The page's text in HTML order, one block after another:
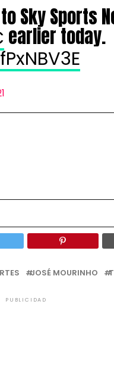
Sky Sports
earlier today.
JOSÉ MOURINHO
PUBLICIDAD